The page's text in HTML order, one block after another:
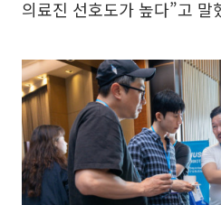
의료진 선호도가 높다”고 말